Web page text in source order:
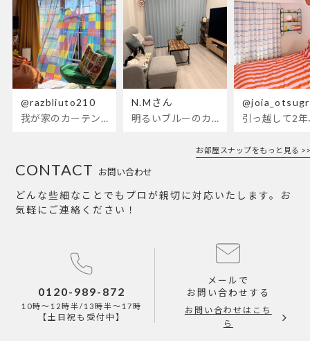
@razbliuto210
我が家のカーテンが新しくなりました🌼早起きが超絶苦手な私が、思わず朝カーテンを開けて光合成するようになったステンドグラスカーテン…！
N.Mさん
明るいブルーのカーテンで、部屋全体が明るく。白を基調とした部屋にぴったりです。
お部屋スナップをもっと見る >>
お問い合わせ
CONTACT
どんな些細なことでもプロが親切に対応いたします。お
気軽にご連絡ください！
0120-989-872
10時～12時半/13時半～17時
【土日祝も受付中】
メールで
お問い合わせする
お問い合わせはこち
ら